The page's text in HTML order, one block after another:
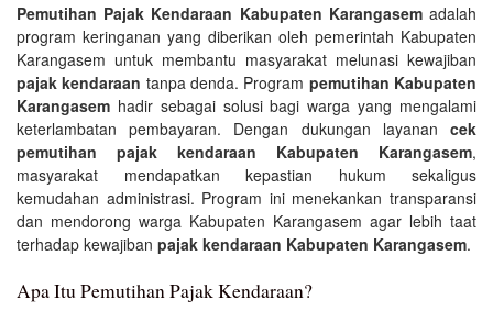
Pemutihan Pajak Kendaraan Kabupaten Karangasemadalah
program keringanan yang diberikan oleh pemerintah Kabupaten
Karangasem untuk membantu masyarakat melunasi kewajiban
pajak kendaraan tanpa denda. Program pemutihan Kabupaten
Karangasem hadir sebagai solusi bagi warga yang mengalami
keterlambatan pembayaran. Dengan dukungan layanan cek
pemutihan pajak kendaraan Kabupaten Karangasem,
masyarakat mendapatkan kepastian hukum sekaligus
kemudahan administrasi. Program ini menekankan transparansi
dan mendorong warga Kabupaten Karangasem agar lebih taat
terhadap kewajiban pajak kendaraan Kabupaten Karangasem.
Apa Itu Pemutihan Pajak Kendaraan?